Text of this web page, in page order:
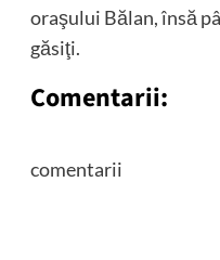
oraşului Bălan, însă
găsiţi.
Comentarii:
comentarii